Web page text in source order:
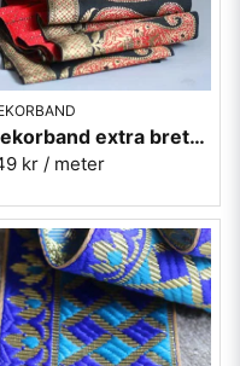
Dekorband extra brett med paiselymönster - Svart
kr / meter